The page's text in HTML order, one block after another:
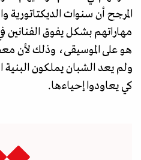
المرجح أن سنوات
مهاراتهم بشكل يفوق
هو على الموسيقى، وذلك لأن
ولم يعد الشبان يملكون البنية
كي يعاودوا إحياءها.